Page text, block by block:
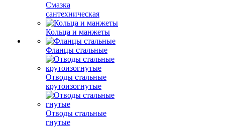
Смазка
сантехническая
Кольца и манжеты
Фланцы стальные
Отводы стальные
крутоизогнутые
Отводы стальные
гнутые